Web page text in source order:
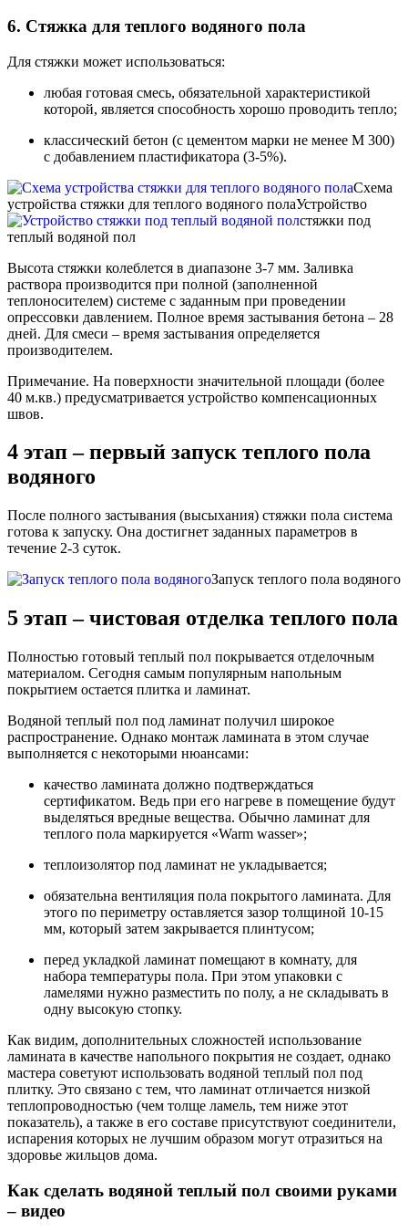
6. Стяжка для теплого водяного пола
Для стяжки может использоваться:
любая готовая смесь, обязательной характеристикой
которой, является способность хорошо проводить тепло;
классический бетон (с цементом марки не менее М 300)
с добавлением пластификатора (3-5%).
Схема
устройства стяжки для теплого водяного полаУстройство
стяжки под
теплый водяной пол
Высота стяжки колеблется в диапазоне 3-7 мм. Заливка
раствора производится при полной (заполненной
теплоносителем) системе с заданным при проведении
опрессовки давлением. Полное время застывания бетона – 28
дней. Для смеси – время застывания определяется
производителем.
Примечание. На поверхности значительной площади (более
40 м.кв.) предусматривается устройство компенсационных
швов.
4 этап – первый запуск теплого пола
водяного
После полного застывания (высыхания) стяжки пола система
готова к запуску. Она достигнет заданных параметров в
течение 2-3 суток.
Запуск теплого пола водяного
5 этап – чистовая отделка теплого пола
Полностью готовый теплый пол покрывается отделочным
материалом. Сегодня самым популярным напольным
покрытием остается плитка и ламинат.
Водяной теплый пол под ламинат получил широкое
распространение. Однако монтаж ламината в этом случае
выполняется с некоторыми нюансами:
качество ламината должно подтверждаться
сертификатом. Ведь при его нагреве в помещение будут
выделяться вредные вещества. Обычно ламинат для
теплого пола маркируется «Warm wasser»;
теплоизолятор под ламинат не укладывается;
обязательна вентиляция пола покрытого ламината. Для
этого по периметру оставляется зазор толщиной 10-15
мм, который затем закрывается плинтусом;
перед укладкой ламинат помещают в комнату, для
набора температуры пола. При этом упаковки с
ламелями нужно разместить по полу, а не складывать в
одну высокую стопку.
Как видим, дополнительных сложностей использование
ламината в качестве напольного покрытия не создает, однако
мастера советуют использовать водяной теплый пол под
плитку. Это связано с тем, что ламинат отличается низкой
теплопроводностью (чем толще ламель, тем ниже этот
показатель), а также в его составе присутствуют соединители,
испарения которых не лучшим образом могут отразиться на
здоровье жильцов дома.
Как сделать водяной теплый пол своими руками
– видео